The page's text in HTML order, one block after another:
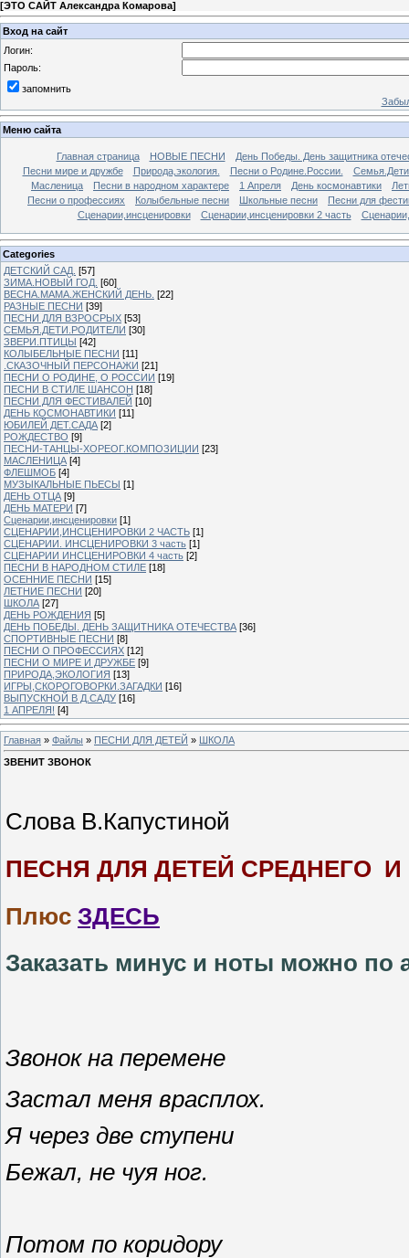
[ЭТО САЙТ Александра Комарова]
Вход на сайт
Логин:
Пароль:
запомнить
Меню сайта
Главная страница НОВЫЕ ПЕСНИ
День Победы. День защитника
Песни мире и дружбе
Природа,экология. Песни о Родине.России.
Масленица
Песни в народном характере 1 Апреля День космонавтики
Песни о профессиях
Колыбельные песни Школьные песни
Песни для
Сценарии,инсценировки
Сценарии,инсценировки 2 часть
Categories
ДЕТСКИЙ САД. [57]
ЗИМА.НОВЫЙ ГОД. [60]
ВЕСНА.МАМА.ЖЕНСКИЙ ДЕНЬ. [22]
РАЗНЫЕ ПЕСНИ [39]
ПЕСНИ ДЛЯ ВЗРОСРЫХ [53]
СЕМЬЯ.ДЕТИ.РОДИТЕЛИ [30]
ЗВЕРИ.ПТИЦЫ [42]
КОЛЫБЕЛЬНЫЕ ПЕСНИ [11]
.СКАЗОЧНЫЙ ПЕРСОНАЖИ [21]
ПЕСНИ О РОДИНЕ, О РОССИИ [19]
ПЕСНИ В СТИЛЕ ШАНСОН [18]
ПЕСНИ ДЛЯ ФЕСТИВАЛЕЙ [10]
ДЕНЬ КОСМОНАВТИКИ [11]
ЮБИЛЕЙ ДЕТ.САДА [2]
РОЖДЕСТВО [9]
ПЕСНИ-ТАНЦЫ-ХОРЕОГ.КОМПОЗИЦИИ [23]
МАСЛЕНИЦА [4]
ФЛЕШМОБ [4]
МУЗЫКАЛЬНЫЕ ПЬЕСЫ [1]
ДЕНЬ ОТЦА [9]
ДЕНЬ МАТЕРИ [7]
Сценарии,инсценировки [1]
СЦЕНАРИИ,ИНСЦЕНИРОВКИ 2 ЧАСТЬ [1]
СЦЕНАРИИ. ИНСЦЕНИРОВКИ 3 часть [1]
СЦЕНАРИИ ИНСЦЕНИРОВКИ 4 часть [2]
ПЕСНИ В НАРОДНОМ СТИЛЕ [18]
ОСЕННИЕ ПЕСНИ [15]
ЛЕТНИЕ ПЕСНИ [20]
ШКОЛА [27]
ДЕНЬ РОЖДЕНИЯ [5]
ДЕНЬ ПОБЕДЫ. ДЕНЬ ЗАЩИТНИКА ОТЕЧЕСТВА [36]
СПОРТИВНЫЕ ПЕСНИ [8]
ПЕСНИ О ПРОФЕССИЯХ [12]
ПЕСНИ О МИРЕ И ДРУЖБЕ [9]
ПРИРОДА,ЭКОЛОГИЯ [13]
ИГРЫ,СКОРОГОВОРКИ.ЗАГАДКИ [16]
ВЫПУСКНОЙ В Д.САДУ [16]
1 АПРЕЛЯ! [4]
Главная » Файлы » ПЕСНИ ДЛЯ ДЕТЕЙ » ШКОЛА
ЗВЕНИТ ЗВОНОК
Слова В.Капустиной
ПЕСНЯ ДЛЯ ДЕТЕЙ СРЕДНЕГО И
Плюс ЗДЕСЬ
Заказать минус и ноты можно по
Звонок на перемене
Застал меня врасплох.
Я через две ступени
Бежал, не чуя ног.
Потом по коридору